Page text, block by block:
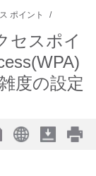
ポイント
セスポイ
度の設定